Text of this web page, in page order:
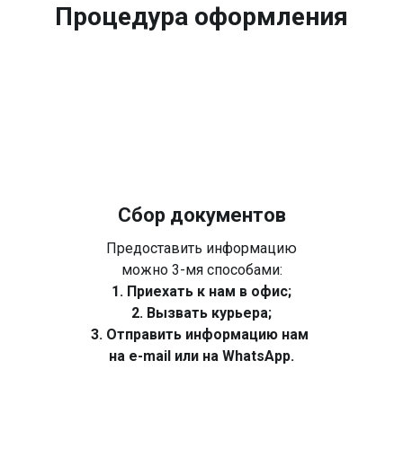
Процедура оформления
Сбор документов
Предоставить информацию
можно 3-мя способами:
1. Приехать к нам в офис;
2. Вызвать курьера;
3. Отправить информацию нам
на e-mail или на WhatsApp.